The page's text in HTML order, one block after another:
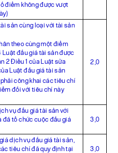
điểm không được vượt
sản cùng loại với tài sản
theo cùng một điểm
Luật đấu giá tài sản được
2 Điều 1 của Luật sửa
Luật đấu giá tài sản
công khai các tiêu chí
đối với tiêu chí này
2,0
vụ đấu giá tài sản với
đã tổ chức cuộc đấu giá
3,0
dịch vụ đấu giá tài sản,
tiêu chí đã quy định tại
3,0